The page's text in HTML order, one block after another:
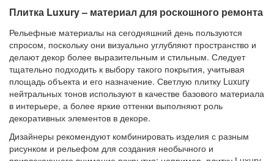
Плитка Luxury – материал для роскошного ремонта
Рельефные материалы на сегодняшний день пользуются
спросом, поскольку они визуально углубляют пространство и
делают декор более выразительным и стильным. Следует
тщательно подходить к выбору такого покрытия, учитывая
площадь объекта и его назначение. Светлую плитку Luxury
нейтральных тонов используют в качестве базового материала
в интерьере, а более яркие оттенки выполняют роль
декоративных элементов в декоре.
Дизайнеры рекомендуют комбинировать изделия с разным
рисунком и рельефом для создания необычного и